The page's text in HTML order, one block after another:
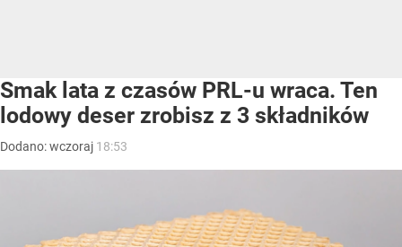
Smak lata z czasów PRL-u wraca. Ten
lodowy deser zrobisz z 3 składników
Dodano:wczoraj 18:53